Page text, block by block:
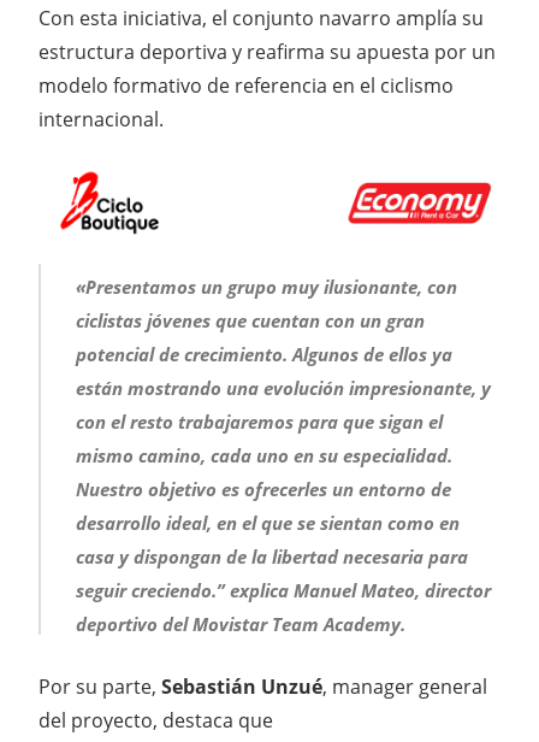
Con esta iniciativa, el conjunto navarro amplía su
estructura deportiva y reafirma su apuesta por un
modelo formativo de referencia en el ciclismo
internacional.
«Presentamos un grupo muy ilusionante, con
ciclistas jóvenes que cuentan con un gran
potencial de crecimiento. Algunos de ellos ya
están mostrando una evolución impresionante, y
con el resto trabajaremos para que sigan el
mismo camino, cada uno en su especialidad.
Nuestro objetivo es ofrecerles un entorno de
desarrollo ideal, en el que se sientan como en
casa y dispongan de la libertad necesaria para
seguir creciendo.” explica Manuel Mateo, director
deportivo del Movistar Team Academy.
Por su parte, Sebastián Unzué, manager general
del proyecto, destaca que